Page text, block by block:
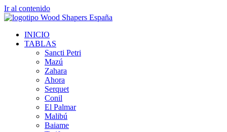
Ir al contenido
INICIO
TABLAS
Sancti Petri
Mazú
Zahara
Ahora
Serquet
Conil
El Palmar
Malibú
Baiame